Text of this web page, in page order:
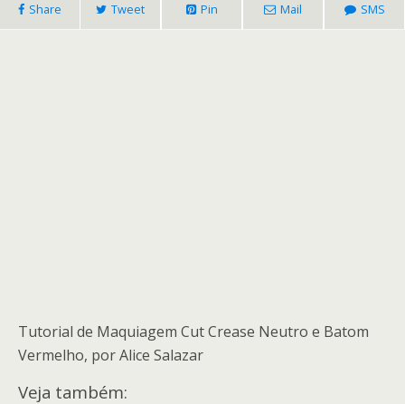
Share Tweet Pin Mail SMS
Tutorial de Maquiagem Cut Crease Neutro e Batom
Vermelho, por Alice Salazar
Veja também: